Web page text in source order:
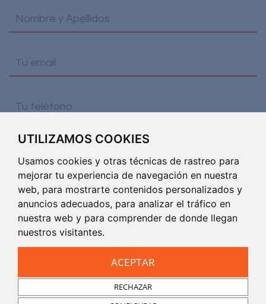
UTILIZAMOS COOKIES
Usamos cookies y otras técnicas de rastreo para
mejorar tu experiencia de navegación en nuestra
web, para mostrarte contenidos personalizados y
anuncios adecuados, para analizar el tráfico en
nuestra web y para comprender de donde llegan
nuestros visitantes.
ACEPTAR
RECHAZAR
He leído y acepto laPolítica de privacidad
este sitio web.
Copyright 2026 Grupo Ática -Aviso legal|Política de privacidad|